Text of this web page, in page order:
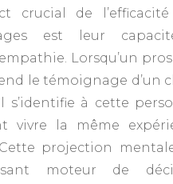
crucial de
est leur
Lorsqu’un
le témoignage d’un
s’identifie à cette
vivre la même
projection
moteur de